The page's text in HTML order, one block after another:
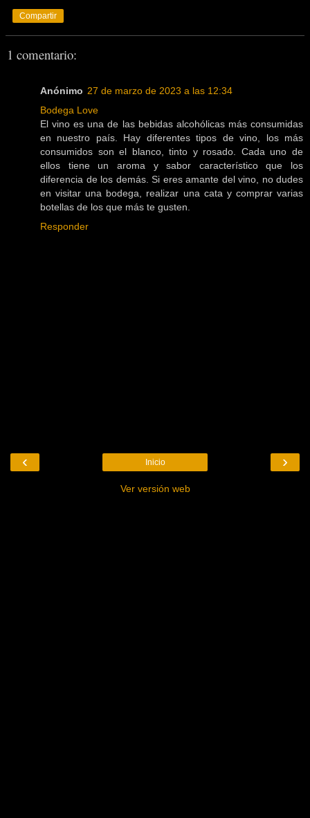
Compartir
1 comentario:
Anónimo 27 de marzo de 2023 a las 12:34
Bodega Love
El vino es una de las bebidas alcohólicas más consumidas
en nuestro país. Hay diferentes tipos de vino, los más
consumidos son el blanco, tinto y rosado. Cada uno de
ellos tiene un aroma y sabor característico que los
diferencia de los demás. Si eres amante del vino, no dudes
en visitar una bodega, realizar una cata y comprar varias
botellas de los que más te gusten.
Responder
‹ ›
Inicio
Ver versión web